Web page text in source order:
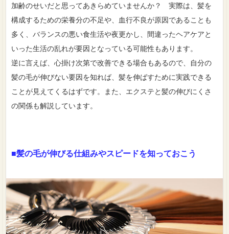
加齢のせいだと思ってあきらめていませんか？ 実際は、髪を
構成するための栄養分の不足や、血行不良が原因であることも
多く、バランスの悪い食生活や夜更かし、間違ったヘアケアと
いった生活の乱れが要因となっている可能性もあります。
逆に言えば、心掛け次第で改善できる場合もあるので、自分の
髪の毛が伸びない要因を知れば、髪を伸ばすために実践できる
ことが見えてくるはずです。また、エクステと髪の伸びにくさ
の関係も解説しています。
■髪の毛が伸びる仕組みやスピードを知っておこう